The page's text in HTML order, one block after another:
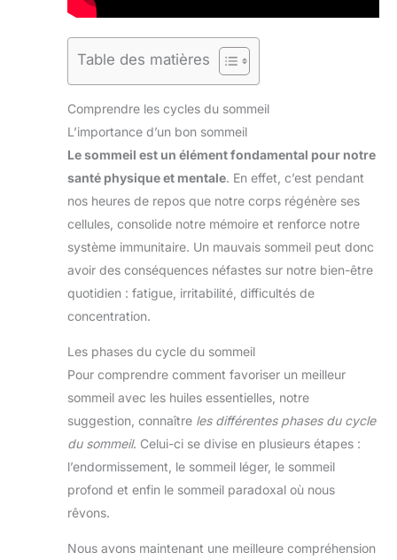
Table des matières
Comprendre les cycles du sommeil
L’importance d’un bon sommeil
Le sommeil est un élément fondamental pour notre
santé physique et mentale. En effet, c’est pendant
nos heures de repos que notre corps régénère ses
cellules, consolide notre mémoire et renforce notre
système immunitaire. Un mauvais sommeil peut donc
avoir des conséquences néfastes sur notre bien-être
quotidien : fatigue, irritabilité, difficultés de
concentration.
Les phases du cycle du sommeil
Pour comprendre comment favoriser un meilleur
sommeil avec les huiles essentielles, notre
suggestion, connaître les différentes phases du cycle
du sommeil. Celui-ci se divise en plusieurs étapes :
l’endormissement, le sommeil léger, le sommeil
profond et enfin le sommeil paradoxal où nous
rêvons.
Nous avons maintenant une meilleure compréhension